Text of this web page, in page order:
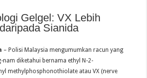
Gelgel: VX Lebih
Sianida
– Polisi Malaysia mengumumkan racun yang
nam diketahui bernama ethyl N-2-
methylphosphonothiolate atau VX (nerve